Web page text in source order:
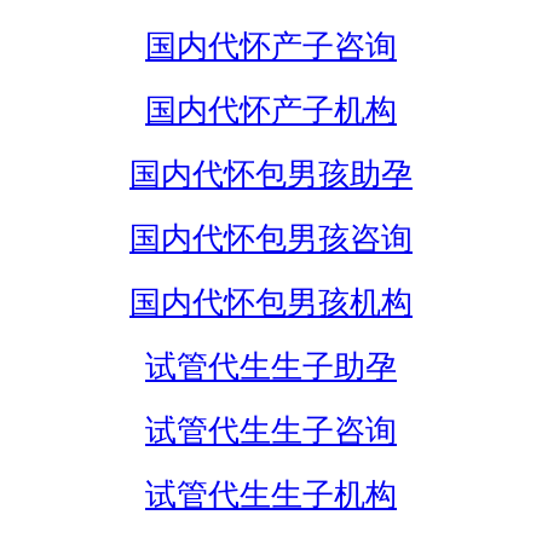
国内代怀产子咨询
国内代怀产子机构
国内代怀包男孩助孕
国内代怀包男孩咨询
国内代怀包男孩机构
试管代生生子助孕
试管代生生子咨询
试管代生生子机构